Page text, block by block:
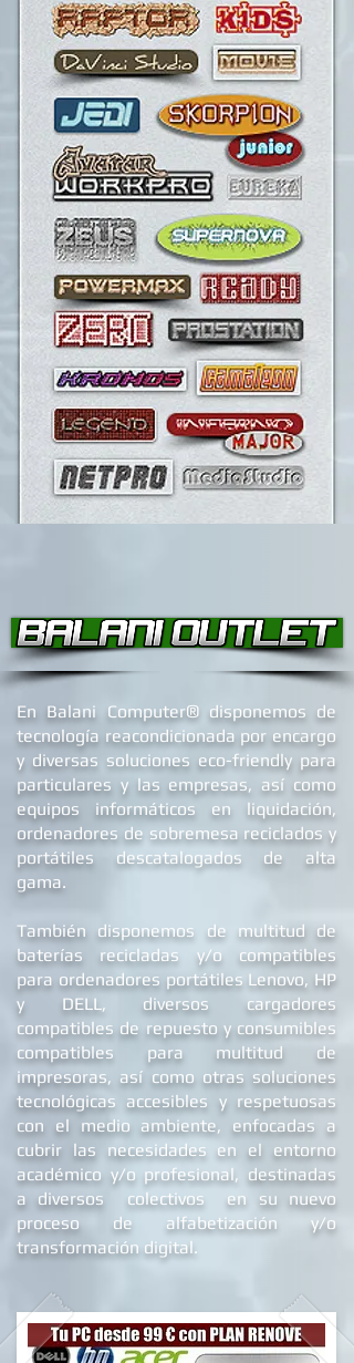
En Balani Computer®disponemos de
tecnología reacondicionada por encargo
y diversas soluciones eco-friendly para
particulares y las empresas, así como
equipos informáticos en liquidación,
ordenadores de sobremesa reciclados y
portátiles descatalogados de alta
gama.
También disponemos de multitud de
baterías recicladas y/o compatibles
para ordenadores portátiles Lenovo, HP
y DELL, diversos cargadores
compatibles de repuesto y consumibles
compatibles para multitud de
impresoras, así como otras soluciones
tecnológicas accesibles y respetuosas
con el medio ambiente, enfocadas a
cubrir las necesidades en el entorno
académico y/o profesional, destinadas
a diversos colectivos en su nuevo
proceso de alfabetización y/o
transformación digital.